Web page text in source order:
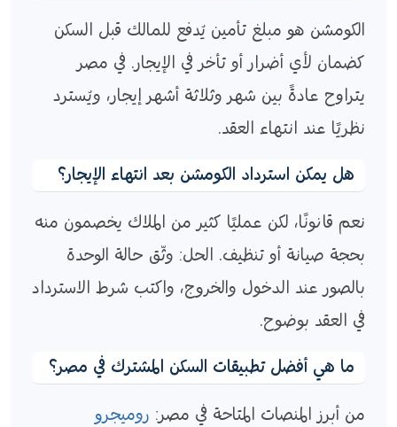
الكومشن هو مبلغ تأمين يُدفع للمالك قبل السكن
كضمان لأي أضرار أو تأخر في الإيجار. في مصر
يتراوح عادةً بين شهر وثلاثة أشهر إيجار، ويُسترد
نظريًا عند انتهاء العقد.
هل يمكن استرداد الكومشن بعد انتهاء الإيجار؟
نعم قانونًا، لكن عمليًا كثير من الملاك يخصمون منه
بحجة صيانة أو تنظيف. الحل: وثّق حالة الوحدة
بالصور عند الدخول والخروج، واكتب شرط الاسترداد
في العقد بوضوح.
ما هي أفضل تطبيقات السكن المشترك في مصر؟
من أبرز المنصات المتاحة في مصر: روميجرو